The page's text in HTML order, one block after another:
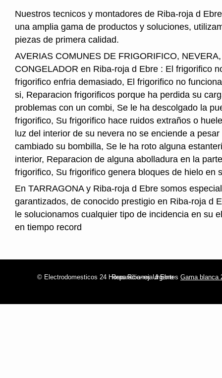
Nuestros tecnicos y montadores de Riba-roja d
una amplia gama de productos y soluciones,
piezas de primera calidad.
AVERIAS COMUNES DE FRIGORIFICO,
CONGELADOR en Riba-roja d Ebre : El frigorifico
frigorifico enfria demasiado, El frigorifico no
si, Reparacion frigorificos porque ha perdida su
problemas con un combi, Se le ha descolgado la
frigorifico, Su frigorifico hace ruidos extraños o
luz del interior de su nevera no se enciende a
cambiado su bombilla, Se le ha roto alguna
interior, Reparacion de alguna abolladura en la
frigorifico, Su frigorifico genera bloques de hielo en
En TARRAGONA y Riba-roja d Ebre somos
garantizados, de conocido prestigio en Riba-roja d
le solucionamos cualquier tipo de incidencia en su
en tiempo record
© Electrodomesticos 24 Horas Riba-roja d Ebre
Reparaciones Urgentes Gama blanca